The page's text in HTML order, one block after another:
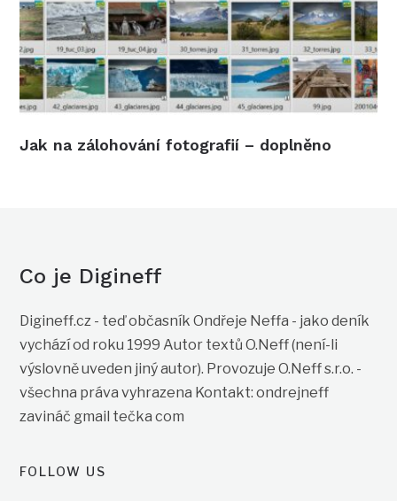
Jak na zálohování fotografií – doplněno
Co je Digineff
Digineff.cz - teď občasník Ondřeje Neffa - jako deník
vychází od roku 1999 Autor textů O.Neff (není-li
výslovně uveden jiný autor). Provozuje O.Neff s.r.o. -
všechna práva vyhrazena Kontakt: ondrejneff
zavináč gmail tečka com
FOLLOW US